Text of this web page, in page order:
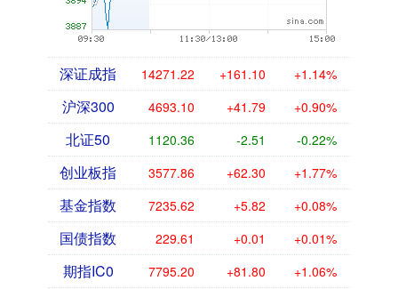
深证成指 14270.19 +160.07 +1.13%
沪深300 4692.98 +41.67 +0.90%
北证50 1120.36 -2.51 -0.22%
创业板指 3577.21 +61.65 +1.75%
基金指数 7235.60 +5.80 +0.08%
国债指数 229.61 +0.01 +0.01%
期指IC0 7795.40 +82.00 +1.06%